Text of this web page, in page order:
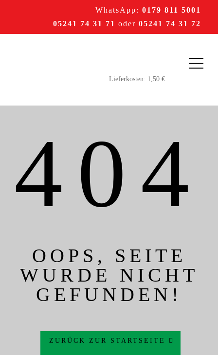
WhatsApp: 0179 811 5001
05241 74 31 71 oder 05241 74 31 72
404
OOPS, SEITE
WURDE NICHT
GEFUNDEN!
ZURÜCK ZUR STARTSEITE